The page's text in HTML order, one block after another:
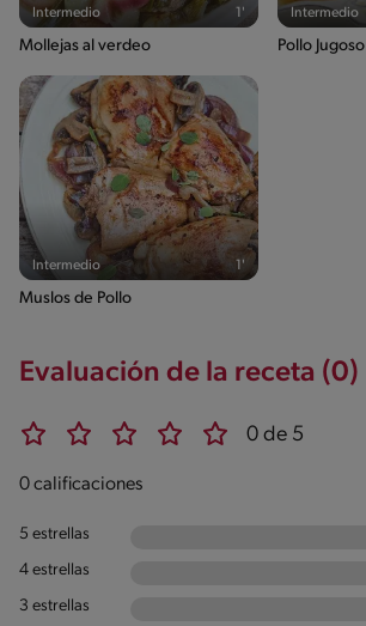
Intermedio 1'
Mollejas al verdeo
Intermedio
Pollo Jugoso
Intermedio 1'
Muslos de Pollo
Evaluación de la receta (0)
0 de 5
0 calificaciones
5 estrellas
4 estrellas
3 estrellas